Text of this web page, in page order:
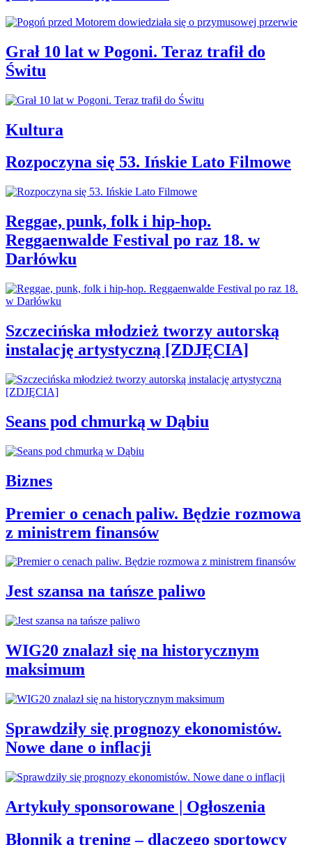
Grał 10 lat w Pogoni. Teraz trafił do
Świtu
Kultura
Rozpoczyna się 53. Ińskie Lato Filmowe
Reggae, punk, folk i hip-hop.
Reggaenwalde Festival po raz 18. w
Darłówku
Szczecińska młodzież tworzy autorską
instalację artystyczną [ZDJĘCIA]
Seans pod chmurką w Dąbiu
Biznes
Premier o cenach paliw. Będzie rozmowa
z ministrem finansów
Jest szansa na tańsze paliwo
WIG20 znalazł się na historycznym
maksimum
Sprawdziły się prognozy ekonomistów.
Nowe dane o inflacji
Artykuły sponsorowane | Ogłoszenia
Błonnik a trening – dlaczego sportowcy